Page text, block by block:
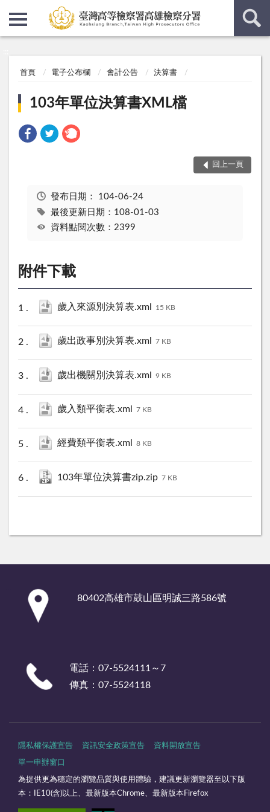
首頁 電子公布欄 會計公告 決算書
103年單位決算書XML檔
回上一頁
發布日期： 104-06-24
最後更新日期：108-01-03
資料點閱次數：2399
附件下載
歲入來源別決算表.xml 15 KB
歲出政事別決算表.xml 7 KB
歲出機關別決算表.xml 9 KB
歲入類平衡表.xml 7 KB
經費類平衡表.xml 8 KB
103年單位決算書zip.zip 7 KB
80402高雄市鼓山區明誠三路586號
電話：07-5524111～7
傳真：07-5524118
隱私權保護宣告 資訊安全政策宣告 資料開放宣告
單一申辦窗口
為提供更為穩定的瀏覽品質與使用體驗，建議更新瀏覽器至以下版
本：IE10(含)以上、最新版本Chrome、最新版本Firefox